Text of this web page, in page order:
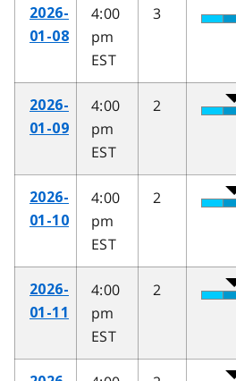
2026-
01-08
4:00
pm
EST
3
2026-
01-09
4:00
pm
EST
2
2026-
01-10
4:00
pm
EST
2
2026-
01-11
4:00
pm
EST
2